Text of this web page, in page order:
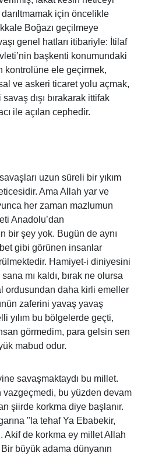
için öncelikle
Boğazı geçilmeye
genel hatları itibariyle: İtilaf
başkenti konumundaki
kontrolüne ele geçirmek,
ve askeri ticaret yolu açmak,
dışı bırakarak ittifak
ile açılan cephedir.
uzun süreli bir yıkım
Ama Allah yar ve
her zaman mazlumun
Anadolu’dan
bir şey yok. Bugün de aynı
gibi görünen insanlar
Hamiyet-i diniyesini
mı kaldı, bırak ne olursa
ordusundan daha kirli emeller
zaferini yavaş yavaş
yılım bu bölgelerde geçti,
görmedim, para gelsin sen
mabud odur.
savaşmaktaydı bu millet.
bu yüzden devam
şiirde korkma diye başlanır.
"la tehaf Ya Ebabekir,
de korkma ey millet Allah
büyük adama dünyanın